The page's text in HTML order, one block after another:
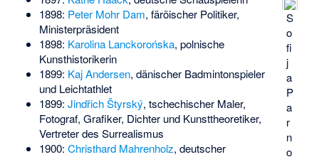
S
o
fi
j
a
P
a
r
n
o
1898: Peter Mohr Dam, färöischer Politiker,
Ministerpräsident
1898: Karolina Lanckorońska, polnische
Kunsthistorikerin
1899: Kaj Andersen, dänischer Badmintonspieler
und Leichtathlet
1899: Jindřich Štyrský, tschechischer Maler,
Fotograf, Grafiker, Dichter und Kunsttheoretiker,
Vertreter des Surrealismus
1900: Christhard Mahrenholz, deutscher